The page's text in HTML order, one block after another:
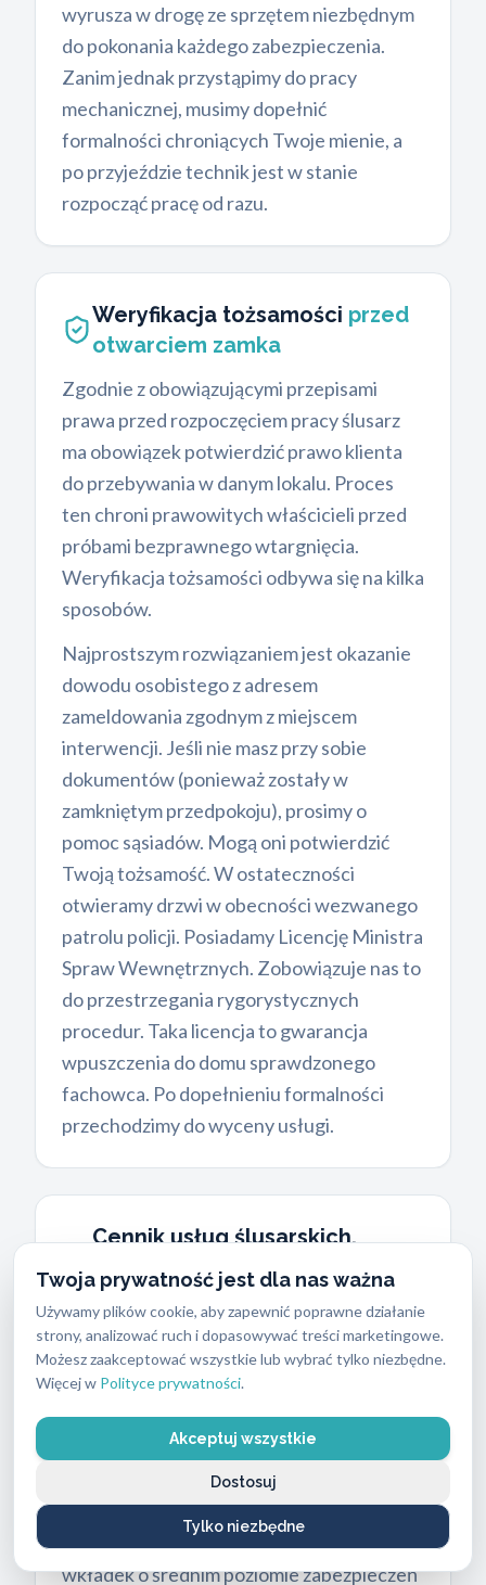
Twoja prywatność jest dla nas ważna
Używamy plików cookie, aby zapewnić poprawne działanie
strony, analizować ruch i dopasowywać treści marketingowe.
Możesz zaakceptować wszystkie lub wybrać tylko niezbędne.
Więcej w Polityce prywatności.
Akceptuj wszystkie
Tylko niezbędne
Dostosuj
wyrusza w drogę ze sprzętem niezbędnym
do pokonania każdego zabezpieczenia.
Zanim jednak przystąpimy do pracy
mechanicznej, musimy dopełnić
formalności chroniących Twoje mienie, a
po przyjeździe technik jest w stanie
rozpocząć pracę od razu.
Weryfikacja tożsamości przed
otwarciem zamka
Zgodnie z obowiązującymi przepisami
prawa przed rozpoczęciem pracy ślusarz
ma obowiązek potwierdzić prawo klienta
do przebywania w danym lokalu. Proces
ten chroni prawowitych właścicieli przed
próbami bezprawnego wtargnięcia.
Weryfikacja tożsamości odbywa się na kilka
sposobów.
Najprostszym rozwiązaniem jest okazanie
dowodu osobistego z adresem
zameldowania zgodnym z miejscem
interwencji. Jeśli nie masz przy sobie
dokumentów (ponieważ zostały w
zamkniętym przedpokoju), prosimy o
pomoc sąsiadów. Mogą oni potwierdzić
Twoją tożsamość. W ostateczności
otwieramy drzwi w obecności wezwanego
patrolu policji. Posiadamy Licencję Ministra
Spraw Wewnętrznych. Zobowiązuje nas to
do przestrzegania rygorystycznych
procedur. Taka licencja to gwarancja
wpuszczenia do domu sprawdzonego
fachowca. Po dopełnieniu formalności
przechodzimy do wyceny usługi.
Cennik usług ślusarskich,
dopłaty nocne i metody
płatności
Koszty interwencji pozostają w zależności
od pory dnia, rodzaju mechanizmu, typu
poznaje szacunkową kwotę jeszcze przed
rozpoczęciem pracy przy drzwiach.
Podstawowe usługi ślusarskie kosztują od
250 do 400 złotych. Wymiana lub otwarcie
wkładek o średnim poziomie zabezpieczeń